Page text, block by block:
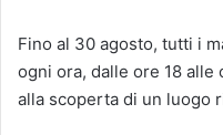
Fino al 30 agosto, tutti i
ogni ora, dalle ore 18
alla scoperta di un luogo